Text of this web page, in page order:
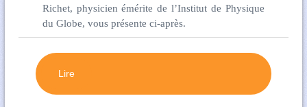
Richet, physicien émérite de l’Institut de Physique
du Globe, vous présente ci-après.
Lire